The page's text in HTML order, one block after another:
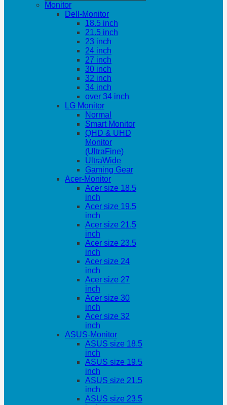
Monitor
Dell-Monitor
18.5 inch
21.5 inch
23 inch
24 inch
27 inch
30 inch
32 inch
34 inch
over 34 inch
LG Monitor
Normal
Smart Monitor
QHD & UHD
Monitor
(UltraFine)
UltraWide
Gaming Gear
Acer-Monitor
Acer size 18.5
inch
Acer size 19.5
inch
Acer size 21.5
inch
Acer size 23.5
inch
Acer size 24
inch
Acer size 27
inch
Acer size 30
inch
Acer size 32
inch
ASUS-Monitor
ASUS size 18.5
inch
ASUS size 19.5
inch
ASUS size 21.5
inch
ASUS size 23.5